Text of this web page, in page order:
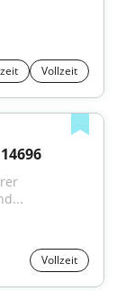
Vollzeit
Vollzeit